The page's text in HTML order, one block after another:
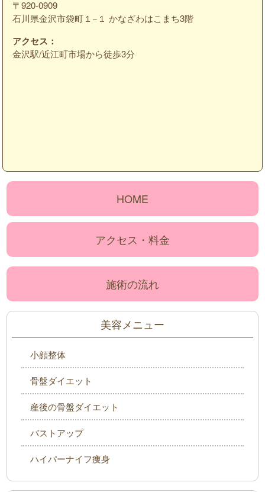
〒920-0909
石川県金沢市袋町１−１ かなざわはこまち3階
アクセス：
金沢駅/近江町市場から徒歩3分
HOME
アクセス・料金
施術の流れ
美容メニュー
小顔整体
骨盤ダイエット
産後の骨盤ダイエット
バストアップ
ハイパーナイフ痩身